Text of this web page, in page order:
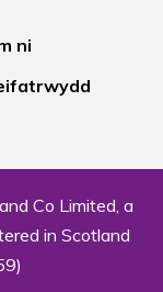
ni
Co Limited, a
in Scotland